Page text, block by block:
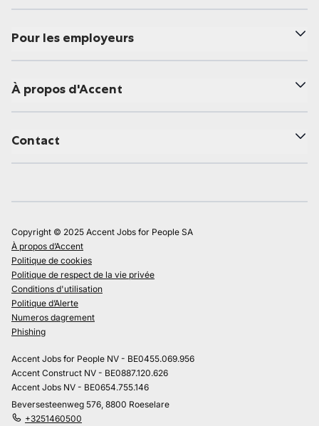
Pour les employeurs
À propos d'Accent
Contact
Copyright © 2025 Accent Jobs for People SA
À propos d’Accent
Politique de cookies
Politique de respect de la vie privée
Conditions d'utilisation
Politique d’Alerte
Numeros dagrement
Phishing
Accent Jobs for People NV - BE0455.069.956
Accent Construct NV - BE0887.120.626
Accent Jobs NV - BE0654.755.146
Beversesteenweg 576, 8800 Roeselare
+3251460500